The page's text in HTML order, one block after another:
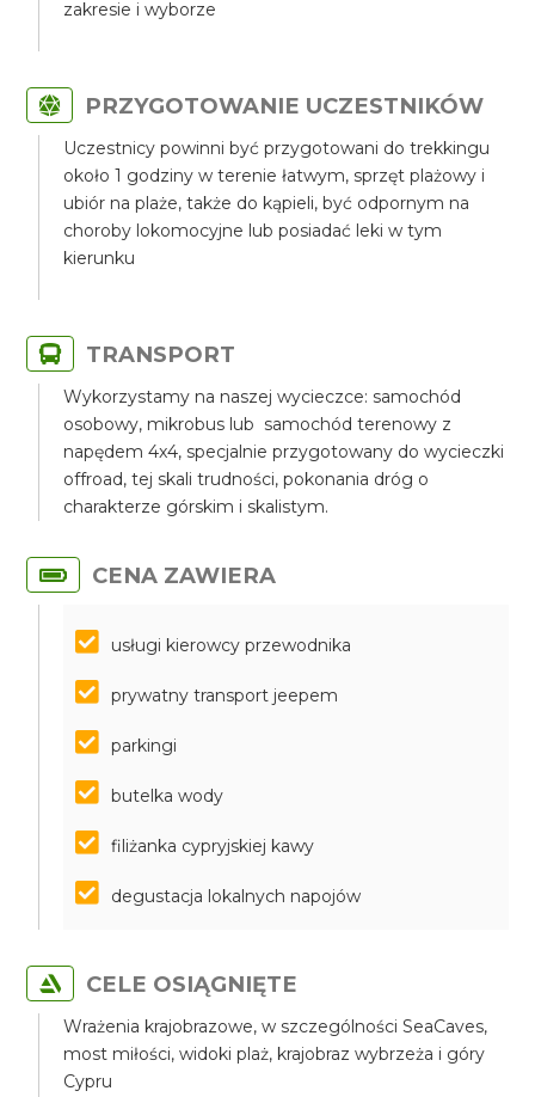
zakresie i wyborze
PRZYGOTOWANIE UCZESTNIKÓW
Uczestnicy powinni być przygotowani do trekkingu
około 1 godziny w terenie łatwym, sprzęt plażowy i
ubiór na plaże, także do kąpieli, być odpornym na
choroby lokomocyjne lub posiadać leki w tym
kierunku
TRANSPORT
Wykorzystamy na naszej wycieczce: samochód
osobowy, mikrobus lub samochód terenowy z
napędem 4x4, specjalnie przygotowany do wycieczki
offroad, tej skali trudności, pokonania dróg o
charakterze górskim i skalistym.
CENA ZAWIERA
usługi kierowcy przewodnika
prywatny transport jeepem
parkingi
butelka wody
filiżanka cypryjskiej kawy
degustacja lokalnych napojów
CELE OSIĄGNIĘTE
Wrażenia krajobrazowe, w szczególności SeaCaves,
most miłości, widoki plaż, krajobraz wybrzeża i góry
Cypru